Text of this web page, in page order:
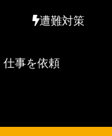
遭難対策
仕事を依頼